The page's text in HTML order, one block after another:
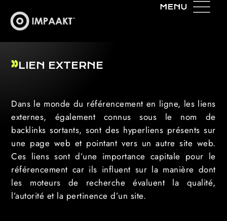
LIEN EXTERNE
Dans le monde du référencement en ligne, les liens
externes, également connus sous le nom de
backlinks sortants, sont des hyperliens présents sur
une page web et pointant vers un autre site web.
Ces liens sont d’une importance capitale pour le
référencement car ils influent sur la manière dont
les moteurs de recherche évaluent la qualité,
l’autorité et la pertinence d’un site.